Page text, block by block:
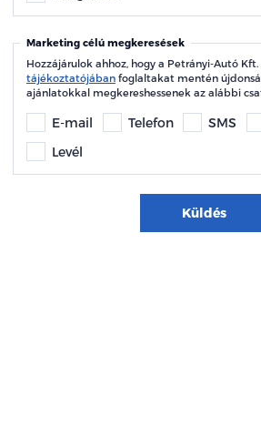
Marketing célú megkeresések
Hozzájárulok ahhoz, hogy a Petrányi-Autó Kft.
tájékoztatójában foglaltakat mentén
ajánlatokkal megkereshessenek az alábbi
E-mail Telefon SMS
Levél
Küldés